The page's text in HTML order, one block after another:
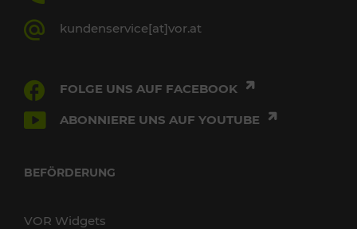
kundenservice[at]vor.at
FOLGE UNS AUF FACEBOOK
ABONNIERE UNS AUF YOUTUBE
BEFÖRDERUNG
VOR Widgets